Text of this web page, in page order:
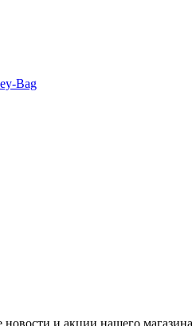
Bag
и акции нашего магазина.